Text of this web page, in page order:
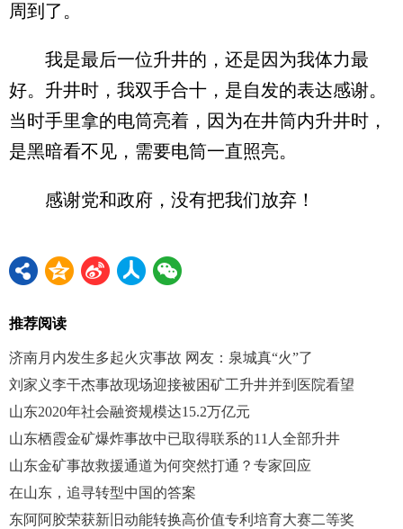
周到了。
我是最后一位升井的，还是因为我体力最
好。升井时，我双手合十，是自发的表达感谢。
当时手里拿的电筒亮着，因为在井筒内升井时，
是黑暗看不见，需要电筒一直照亮。
感谢党和政府，没有把我们放弃！
推荐阅读
济南月内发生多起火灾事故 网友：泉城真“火”了
刘家义李干杰事故现场迎接被困矿工升井并到医院看望
山东2020年社会融资规模达15.2万亿元
山东栖霞金矿爆炸事故中已取得联系的11人全部升井
山东金矿事故救援通道为何突然打通？专家回应
在山东，追寻转型中国的答案
东阿阿胶荣获新旧动能转换高价值专利培育大赛二等奖